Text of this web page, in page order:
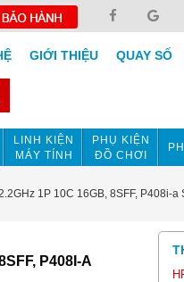
GIỚI THIỆU QUAY SỐ
LINH KIỆN
MÁY TÍNH
PHỤ KIỆN
ĐỒ CHƠI
1P 10C 16GB, 8SFF, P408i-a
P408I-A